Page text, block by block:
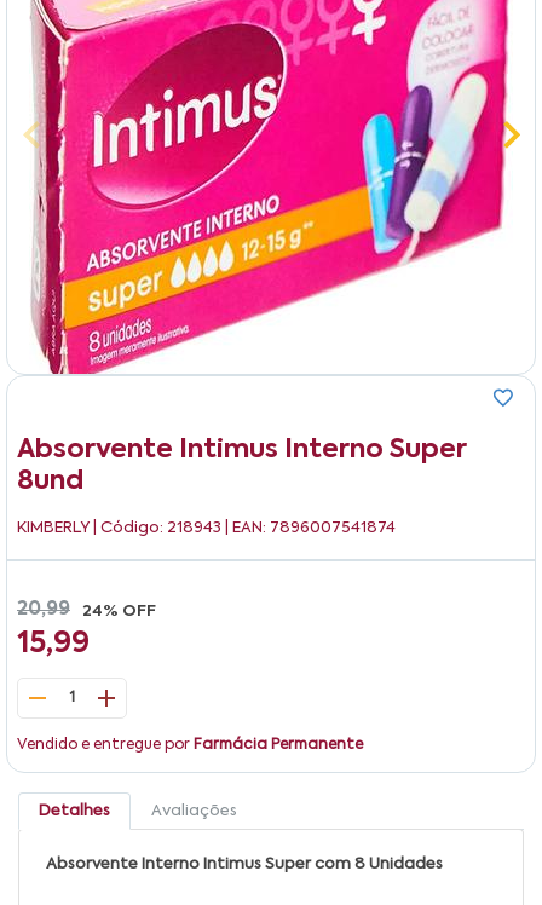
Absorvente Intimus Interno Super
8und
KIMBERLY | Código: 218943 | EAN: 7896007541874
20,99 24% OFF
15,99
1
Vendido e entregue por Farmácia Permanente
Detalhes Avaliações
Absorvente Interno Intimus Super com 8 Unidades